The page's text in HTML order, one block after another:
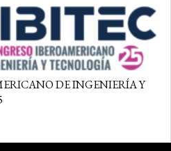
DE INGENIERÍA Y